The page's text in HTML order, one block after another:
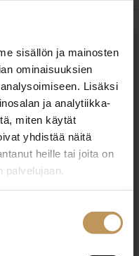
sisällön ja mainosten
ominaisuuksien
Lisäksi
ja analytiikka-
miten käytät
yhdistää näitä
heille tai joita on
otan yhteyttä